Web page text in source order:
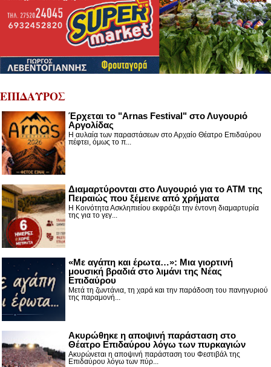
ΕΠΙΔΑΥΡΟΣ
Έρχεται το "Arnas Festival" στο Λυγουριό
Αργολίδας
Η αυλαία των παραστάσεων στο Αρχαίο Θέατρο Επιδαύρου
πέφτει, όμως το π...
Διαμαρτύρονται στο Λυγουριό για το ΑΤΜ της
Πειραιώς που ξέμεινε από χρήματα
Η Κοινότητα Ασκληπιείου εκφράζει την έντονη διαμαρτυρία
της για το γεγ...
«Με αγάπη και έρωτα…»: Μια γιορτινή
μουσική βραδιά στο λιμάνι της Νέας
Επιδαύρου
Μετά τη ζωντάνια, τη χαρά και την παράδοση του πανηγυριού
της παραμονή...
Ακυρώθηκε η αποψινή παράσταση στο
Θέατρο Επιδαύρου λόγω των πυρκαγιών
Ακυρώνεται η αποψινή παράσταση του Φεστιβάλ της
Επιδαύρου λόγω των πύρ...